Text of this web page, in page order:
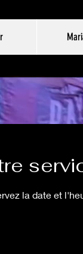
la date et